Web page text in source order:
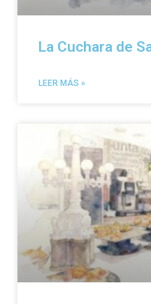
La Cuchara de
LEER MÁS »